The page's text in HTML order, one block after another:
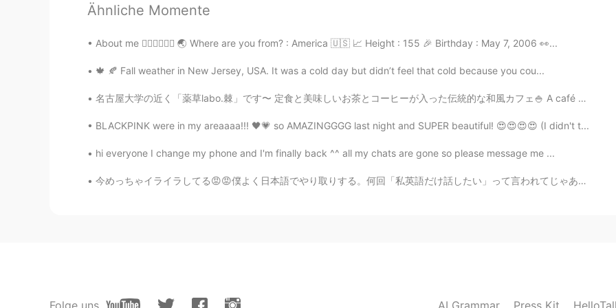
Ähnliche Momente
About me 🧚🏻‍♀️🧚🏻‍♀️ 🌏 Where are you from? : America 🇺🇸 📈 Height : 155 🎉 Birthday : May 7, 2006 👀...
🍁 🍂 Fall weather in New Jersey, USA. It was a cold day but didn’t feel that cold because you cou...
名古屋大学の近く「薬草labo.棘」です〜 定食と美味しいお茶とコーヒーが入った伝統的な和風カフェ🍚 A café near Nagoya University called 薬草labo.棘...
BLACKPINK were in my areaaaa!!! 🖤💗 so AMAZINGGGG last night and SUPER beautiful! 😍😍😍😍 (I didn't t...
hi everyone I change my phone and I'm finally back ^^ all my chats are gone so please message me ...
今めっちゃイライラしてる😡😡僕よく日本語でやり取りする。何回「私英語だけ話したい」って言われてじゃあ使えよ！そんなに練習したいなら！僕も最初からも今も何回訂正されたり毎日少しずつ上手になってると...
Folge uns AI Grammar Press Kit